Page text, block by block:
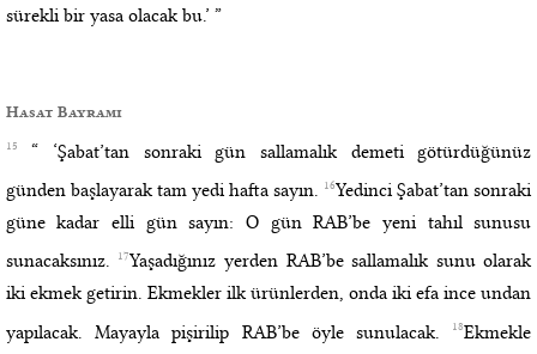
sürekli bir yasa olacak bu.’ ”
Hasat Bayramı
15
“ ‘Şabat’tan sonraki gün sallamalık demeti götürdüğünüz
günden başlayarak tam yedi hafta sayın. 16Yedinci Şabat’tan sonraki
güne kadar elli gün sayın: O gün RAB’be yeni tahıl sunusu
sunacaksınız.
17Yaşadığınız yerden RAB’be sallamalık sunu olarak
iki ekmek getirin. Ekmekler ilk ürünlerden, onda iki efa ince undan
yapılacak. Mayayla pişirilip RAB’be öyle sunulacak.
18Ekmekle